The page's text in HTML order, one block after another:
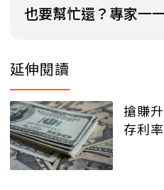
也要幫忙還？專家一
延伸閱讀
搶賺
存利